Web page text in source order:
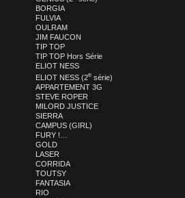
BORGIA
FULVIA
OULRAM
JIM FAUCON
TIP TOP
TIP TOP Hors Série
ELIOT NESS
ELIOT NESS (2esérie)
APPARTEMENT 3G
STEVE ROPER
MILORD JUSTICE
SIERRA
CAMPUS (GIRL)
FURY !…
GOLD
LASER
CORRIDA
TOUTSY
FANTASIA
RIO